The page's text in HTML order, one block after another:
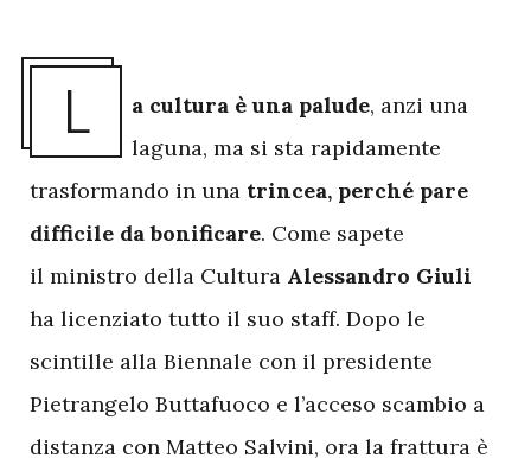
L a cultura è una palude, anzi una
laguna, ma si sta rapidamente
trasformando in una trincea, perché pare
difficile da bonificare. Come sapete
il ministro della Cultura Alessandro Giuli
ha licenziato tutto il suo staff. Dopo le
scintille alla Biennale con il presidente
Pietrangelo Buttafuoco e l’acceso scambio a
distanza con Matteo Salvini, ora la frattura è